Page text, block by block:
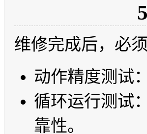
维修完成后，必
动作精度测试
循环运行测试
靠性。